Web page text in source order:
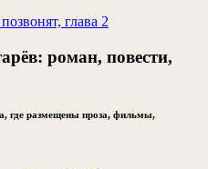
глава 2
роман, повести,
где размещены проза, фильмы,